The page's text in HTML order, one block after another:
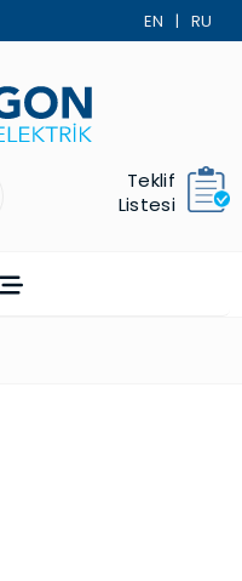
EN | RU
Teklif
Listesi